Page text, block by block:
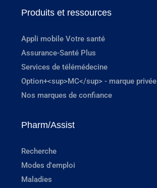
Produits et ressources
Appli mobile Votre santé
Assurance-Santé Plus
Services de télémédecine
Option+<sup>MC</sup> - marque privée
Nos marques de confiance
Pharm/Assist
Recherche
Modes d'emploi
Maladies